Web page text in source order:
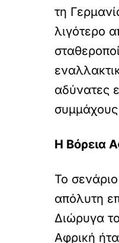
τη
λιγότερο
αδύνατες
Η Βόρεια
Το σενάριο
απόλυτη
Διώρυγα
Αφρική